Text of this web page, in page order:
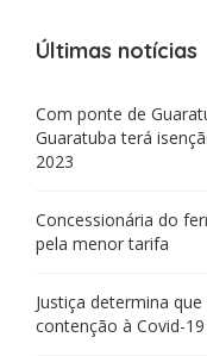
Últimas notícias
Com ponte de
Guaratuba terá
2023
Concessionária do
pela menor tarifa
Justiça determina
contenção à Covid-19